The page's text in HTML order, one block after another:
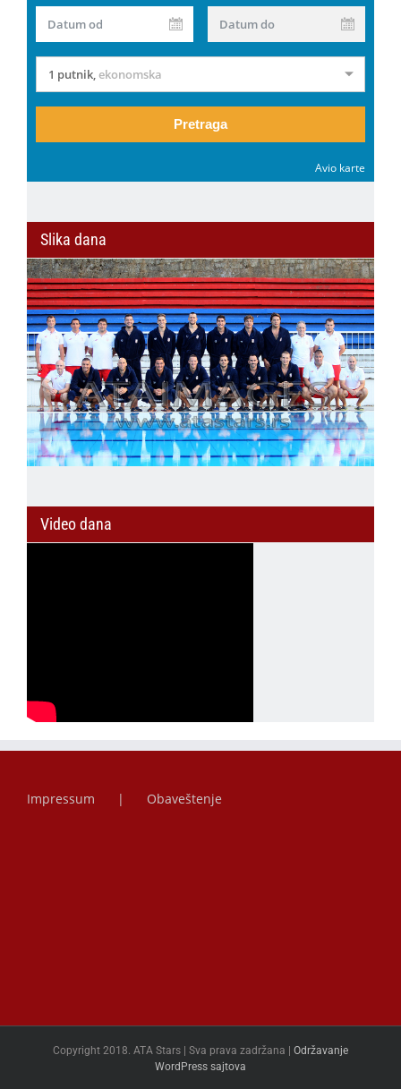
Datum od Datum do
1 putnik,ekonomska
Pretraga
Avio karte
Slika dana
Video dana
Impressum Obaveštenje
Copyright 2018. ATA Stars | Sva prava zadržana | Održavanje
WordPress sajtova